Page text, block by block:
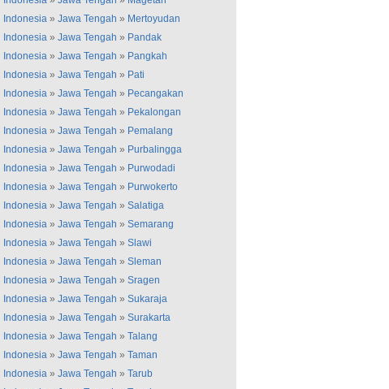
Indonesia » Jawa Tengah » Mertoyudan
Indonesia » Jawa Tengah » Pandak
Indonesia » Jawa Tengah » Pangkah
Indonesia » Jawa Tengah » Pati
Indonesia » Jawa Tengah » Pecangakan
Indonesia » Jawa Tengah » Pekalongan
Indonesia » Jawa Tengah » Pemalang
Indonesia » Jawa Tengah » Purbalingga
Indonesia » Jawa Tengah » Purwodadi
Indonesia » Jawa Tengah » Purwokerto
Indonesia » Jawa Tengah » Salatiga
Indonesia » Jawa Tengah » Semarang
Indonesia » Jawa Tengah » Slawi
Indonesia » Jawa Tengah » Sleman
Indonesia » Jawa Tengah » Sragen
Indonesia » Jawa Tengah » Sukaraja
Indonesia » Jawa Tengah » Surakarta
Indonesia » Jawa Tengah » Talang
Indonesia » Jawa Tengah » Taman
Indonesia » Jawa Tengah » Tarub